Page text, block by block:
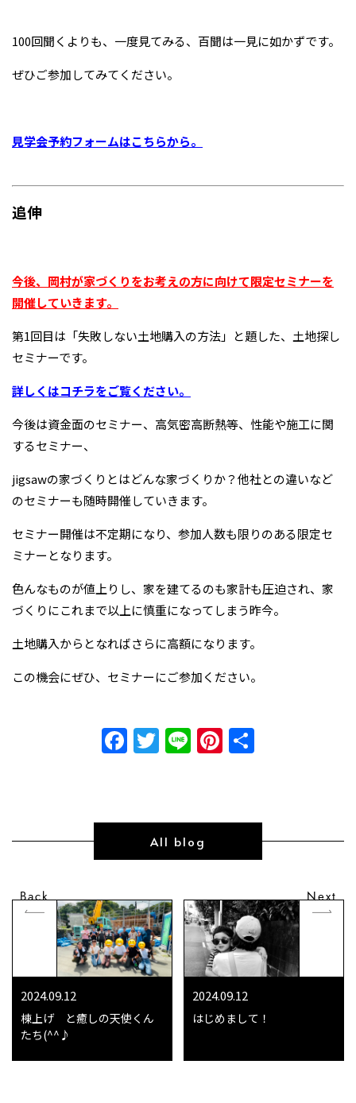
100回聞くよりも、一度見てみる、百聞は一見に如かずです。
ぜひご参加してみてください。
見学会予約フォームはこちらから。
追伸
今後、岡村が家づくりをお考えの方に向けて限定セミナーを
開催していきます。
第1回目は「失敗しない土地購入の方法」と題した、土地探し
セミナーです。
詳しくはコチラをご覧ください。
今後は資金面のセミナー、高気密高断熱等、性能や施工に関
するセミナー、
jigsawの家づくりとはどんな家づくりか？他社との違いなど
のセミナーも随時開催していきます。
セミナー開催は不定期になり、参加人数も限りのある限定セ
ミナーとなります。
色んなものが値上りし、家を建てるのも家計も圧迫され、家
づくりにこれまで以上に慎重になってしまう昨今。
土地購入からとなればさらに高額になります。
この機会にぜひ、セミナーにご参加ください。
Facebook
Twitter
LinePinterest
All blog
Back
2024.09.12
棟上げ と癒しの天使くん
たち(^^♪
Next
2024.09.12
はじめまして！